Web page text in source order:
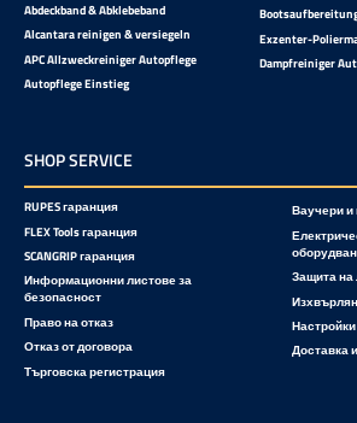
Abdeckband & Abklebeband
Alcantara reinigen & versiegeln
APC Allzweckreiniger Autopflege
Autopflege Einstieg
Exzenter-
Dampfreiniger
SHOP SERVICE
RUPES гаранция
FLEX Tools гаранция
SCANGRIP гаранция
Информационни листове за
безопасност
Право на отказ
Отказ от договора
Търговска регистрация
Ваучери и
Защита на
Доставка